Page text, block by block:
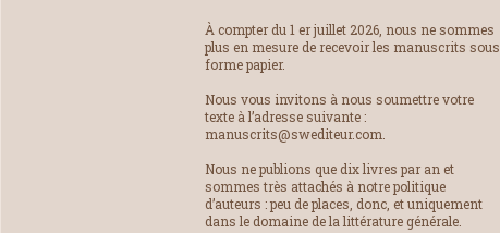
À compter du 1 er juillet 2026, nous ne sommes
plus en mesure de recevoir les manuscrits sous
forme papier.
Nous vous invitons à nous soumettre votre
texte à l’adresse suivante :
manuscrits@swediteur.com.
Nous ne publions que dix livres par an et
sommes très attachés à notre politique
d’auteurs : peu de places, donc, et uniquement
dans le domaine de la littérature générale.